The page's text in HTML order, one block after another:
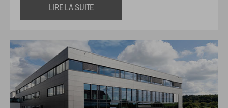
LIRE LA SUITE